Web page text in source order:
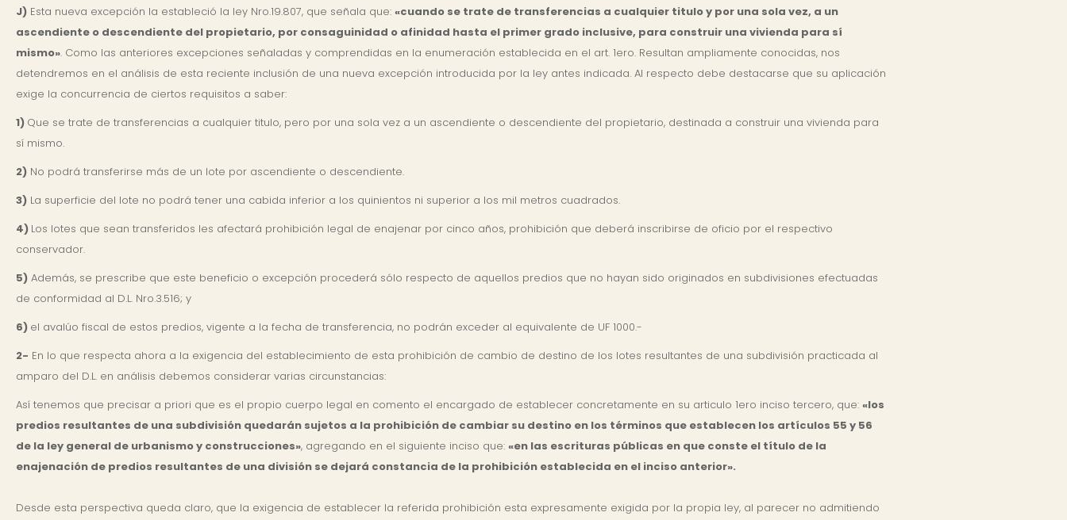
J) Esta nueva excepción la estableció la ley Nro.19.807, que señala que: «cuando se trate de transferencias a cualquier titulo y por una sola vez, a un
ascendiente o descendiente del propietario, por consaguinidad o afinidad hasta el primer grado inclusive, para construir una vivienda para sí
mismo». Como las anteriores excepciones señaladas y comprendidas en la enumeración establecida en el art. 1ero. Resultan ampliamente conocidas, nos
detendremos en el análisis de esta reciente inclusión de una nueva excepción introducida por la ley antes indicada. Al respecto debe destacarse que su aplicación
exige la concurrencia de ciertos requisitos a saber:
1) Que se trate de transferencias a cualquier titulo, pero por una sola vez a un ascendiente o descendiente del propietario, destinada a construir una vivienda para
sí mismo.
2) No podrá transferirse más de un lote por ascendiente o descendiente.
3) La superficie del lote no podrá tener una cabida inferior a los quinientos ni superior a los mil metros cuadrados.
4) Los lotes que sean transferidos les afectará prohibición legal de enajenar por cinco años, prohibición que deberá inscribirse de oficio por el respectivo
conservador.
5) Además, se prescribe que este beneficio o excepción procederá sólo respecto de aquellos predios que no hayan sido originados en subdivisiones efectuadas
de conformidad al D.L. Nro.3.516; y
6) el avalúo fiscal de estos predios, vigente a la fecha de transferencia, no podrán exceder al equivalente de UF 1000.-
2- En lo que respecta ahora a la exigencia del establecimiento de esta prohibición de cambio de destino de los lotes resultantes de una subdivisión practicada al
amparo del D.L. en análisis debemos considerar varias circunstancias:
Así tenemos que precisar a priori que es el propio cuerpo legal en comento el encargado de establecer concretamente en su articulo 1ero inciso tercero, que: «los
predios resultantes de una subdivisión quedarán sujetos a la prohibición de cambiar su destino en los términos que establecen los artículos 55 y 56
de la ley general de urbanismo y construcciones», agregando en el siguiente inciso que: «en las escrituras públicas en que conste el título de la
enajenación de predios resultantes de una división se dejará constancia de la prohibición establecida en el inciso anterior».
Desde esta perspectiva queda claro, que la exigencia de establecer la referida prohibición esta expresamente exigida por la propia ley, al parecer no admitiendo